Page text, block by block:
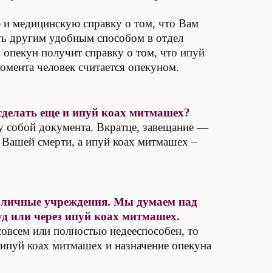
медицинскую справку о том, что Вам
другим удобным способом в отдел
получит справку о том, что ипуй
человек считается опекуном.
еще и ипуй коах митмашех?
документа. Вкратце, завещание —
Вашей смерти, а ипуй коах митмашех –
учреждения. Мы думаем над
или через ипуй коах митмашех.
или полностью недееспособен, то
коах митмашех и назначение опекуна